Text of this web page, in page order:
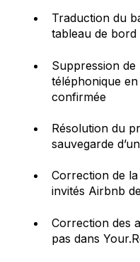
Traduction du
tableau de bord
Suppression
téléphonique
confirmée
Résolution du
sauvegarde
Correction de
invités Airbnb
Correction des
pas dans